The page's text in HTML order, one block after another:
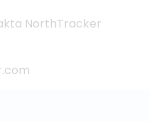
NorthTracker